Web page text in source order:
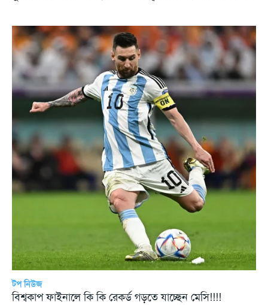
টপ নিউজ
বিশ্বকাপ ফাইনালে কি কি রেকর্ড গড়তে যাচ্ছেন মেসি!!!!